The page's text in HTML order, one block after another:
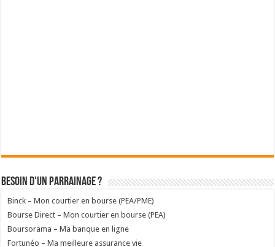
Besoin d'un parrainage ?
Binck – Mon courtier en bourse (PEA/PME)
Bourse Direct – Mon courtier en bourse (PEA)
Boursorama – Ma banque en ligne
Fortunéo – Ma meilleure assurance vie